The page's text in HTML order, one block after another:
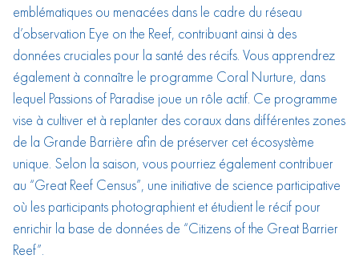
emblématiques ou menacées dans le cadre du réseau
d’observation Eye on the Reef, contribuant ainsi à des
données cruciales pour la santé des récifs. Vous apprendrez
également à connaître le programme Coral Nurture, dans
lequel Passions of Paradise joue un rôle actif. Ce programme
vise à cultiver et à replanter des coraux dans différentes zones
de la Grande Barrière afin de préserver cet écosystème
unique. Selon la saison, vous pourriez également contribuer
au “Great Reef Census”, une initiative de science participative
où les participants photographient et étudient le récif pour
enrichir la base de données de “Citizens of the Great Barrier
Reef”.